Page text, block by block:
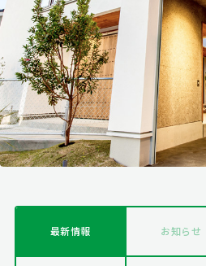
最新情報 お知らせ